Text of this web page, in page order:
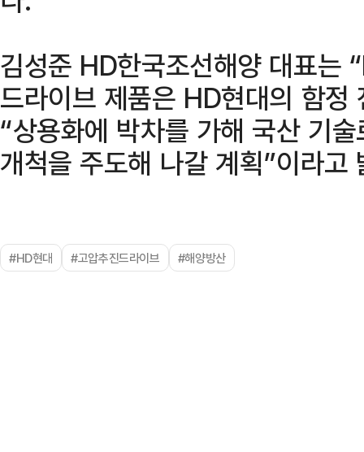
김성준 HD한국조선해양 대표는
드라이브 제품은 HD현대의 함정
“상용화에 박차를 가해 국산 기
개척을 주도해 나갈 계획”이라고
#HD현대 #고압추진드라이브 #해양방산